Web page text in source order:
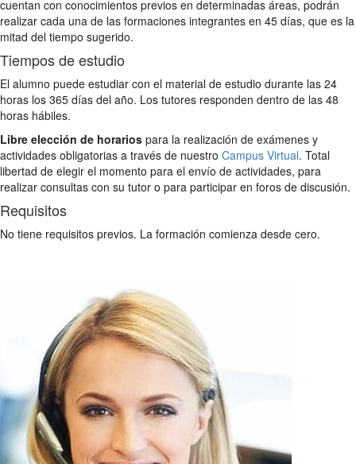
cuentan con conocimientos previos en determinadas áreas, podrán
realizar cada una de las formaciones integrantes en 45 días, que es la
mitad del tiempo sugerido.
Tiempos de estudio
El alumno puede estudiar con el material de estudio durante las 24
horas los 365 días del año. Los tutores responden dentro de las 48
horas hábiles.
Libre elección de horarios para la realización de exámenes y
actividades obligatorias a través de nuestro Campus Virtual. Total
libertad de elegir el momento para el envío de actividades, para
realizar consultas con su tutor o para participar en foros de discusión.
Requisitos
No tiene requisitos previos. La formación comienza desde cero.